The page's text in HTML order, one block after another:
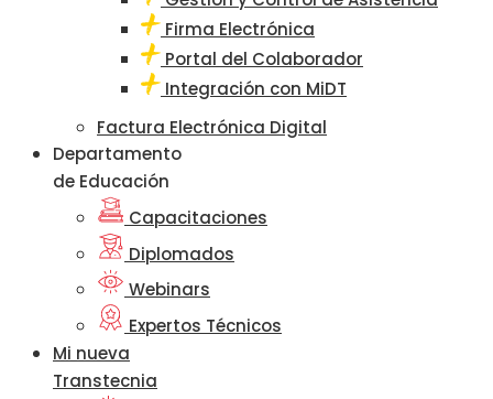
Firma Electrónica
Portal del Colaborador
Integración con MiDT
Factura Electrónica Digital
Departamento
de Educación
Capacitaciones
Diplomados
Webinars
Expertos Técnicos
Mi nueva
Transtecnia